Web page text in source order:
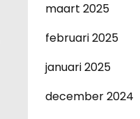
maart 2025
februari 2025
januari 2025
december 2024